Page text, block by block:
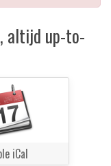
altijd up-to-
iCal